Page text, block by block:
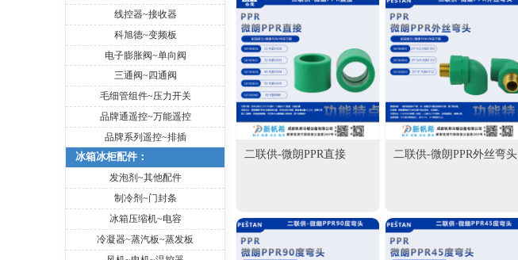
二联供-微朗PPR直接 二联供-微朗PPR外丝弯头
线控器~接收器
科旭德~变频板
电子膨胀阀~单向阀
三通阀~四通阀
毛细管组件~压力开关
品牌通遥控~万能遥控
品牌系列遥控~排插
冰箱冰柜配件：
发泡剂~其他配件
制冷剂~门封条
冰箱压缩机~电容
冷凝器~蒸汽板~蒸发板